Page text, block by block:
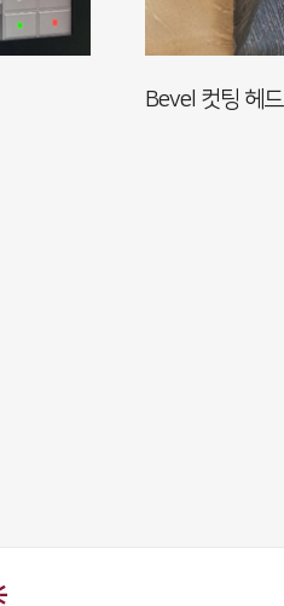
Bevel 컷팅 헤드